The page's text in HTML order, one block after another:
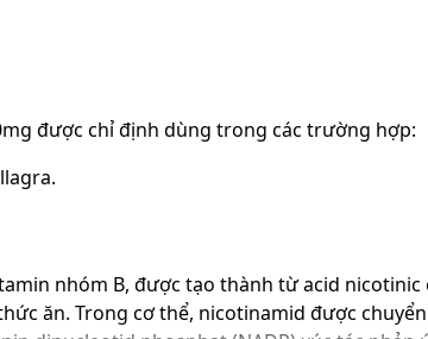
được chỉ định dùng trong các trường hợp:
nhóm B, được tạo thành từ acid
ăn. Trong cơ thể, nicotinamid được